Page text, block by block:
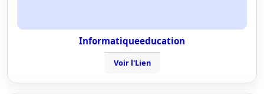
Informatiqueeducation
Voir l'Lien